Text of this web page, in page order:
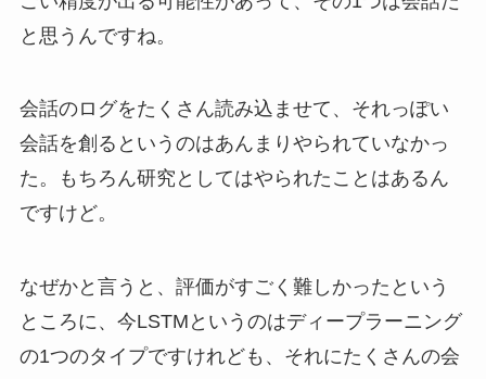
と思うんですね。
会話のログをたくさん読み込ませて、それっぽい
会話を創るというのはあんまりやられていなかっ
た。もちろん研究としてはやられたことはあるん
ですけど。
なぜかと言うと、評価がすごく難しかったという
ところに、今LSTMというのはディープラーニング
の1つのタイプですけれども、それにたくさんの会